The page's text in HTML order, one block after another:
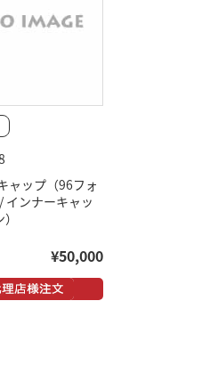
ャップ（96フォ
インナーキャッ
¥50,000